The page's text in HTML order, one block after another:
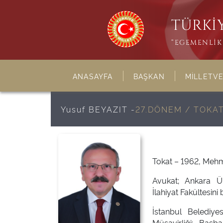
ANASAYFA BAŞKAN
Yusuf BEYAZIT -27.DÖNEM /
Tokat – 1962,
Avukat; Ankara
İlahiyat Fakültesini
İstanbul